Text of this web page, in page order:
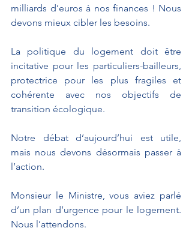
milliards d’euros à nos finances ! Nous
devons mieux cibler les besoins.
La politique du logement doit être
incitative pour les particuliers-bailleurs,
protectrice pour les plus fragiles et
cohérente avec nos objectifs de
transition écologique.
Notre débat d’aujourd’hui est utile,
mais nous devons désormais passer à
l’action.
Monsieur le Ministre, vous aviez parlé
d’un plan d’urgence pour le logement.
Nous l’attendons.